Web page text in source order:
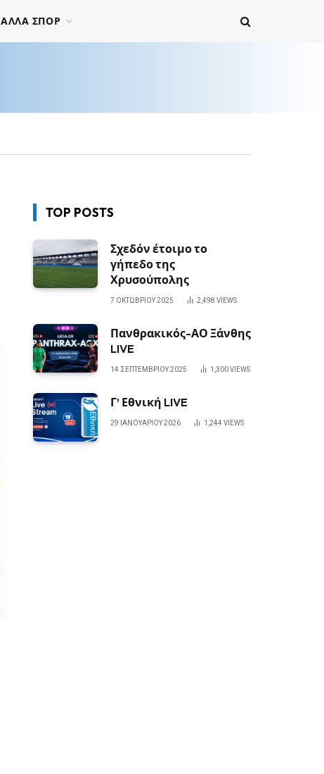
ΑΛΛΑ ΣΠΟΡ
TOP POSTS
Σχεδόν έτοιμο το
γήπεδο της
Χρυσούπολης
7 ΟΚΤΩΒΡΊΟΥ 2025 2,498 VIEWS
Πανθρακικός-ΑΟ Ξάνθης
LIVE
14 ΣΕΠΤΕΜΒΡΊΟΥ 2025 1,300VIEWS
Γ’ Εθνική LIVE
29 ΙΑΝΟΥΑΡΊΟΥ 2026 1,244 VIEWS